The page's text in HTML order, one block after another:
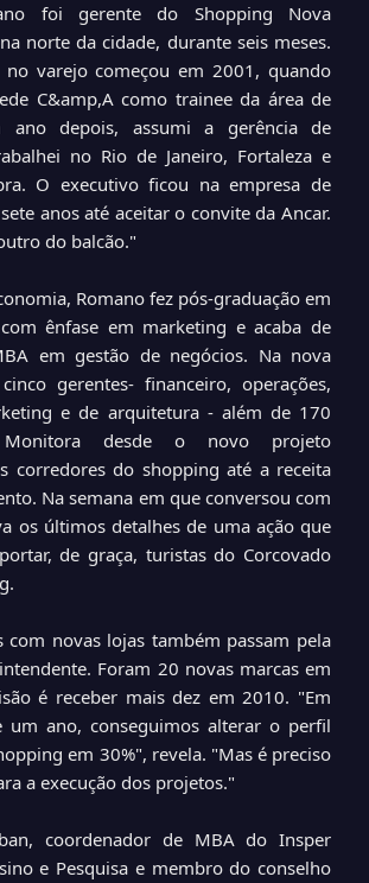
foi gerente do Shopping Nova
norte da cidade, durante seis meses.
no varejo começou em 2001, quando
C&amp,A como trainee da área de
ano depois, assumi a gerência de
no Rio de Janeiro, Fortaleza e
O executivo ficou na empresa de
anos até aceitar o convite da Ancar.
do balcão."
Romano fez pós-graduação em
ênfase em marketing e acaba de
em gestão de negócios. Na nova
gerentes- financeiro, operações,
e de arquitetura - além de 170
Monitora desde o novo projeto
corredores do shopping até a receita
Na semana em que conversou com
os últimos detalhes de uma ação que
de graça, turistas do Corcovado
com novas lojas também passam pela
Foram 20 novas marcas em
é receber mais dez em 2010. "Em
um ano, conseguimos alterar o perfil
em 30%", revela. "Mas é preciso
a execução dos projetos."
coordenador de MBA do Insper
e Pesquisa e membro do conselho